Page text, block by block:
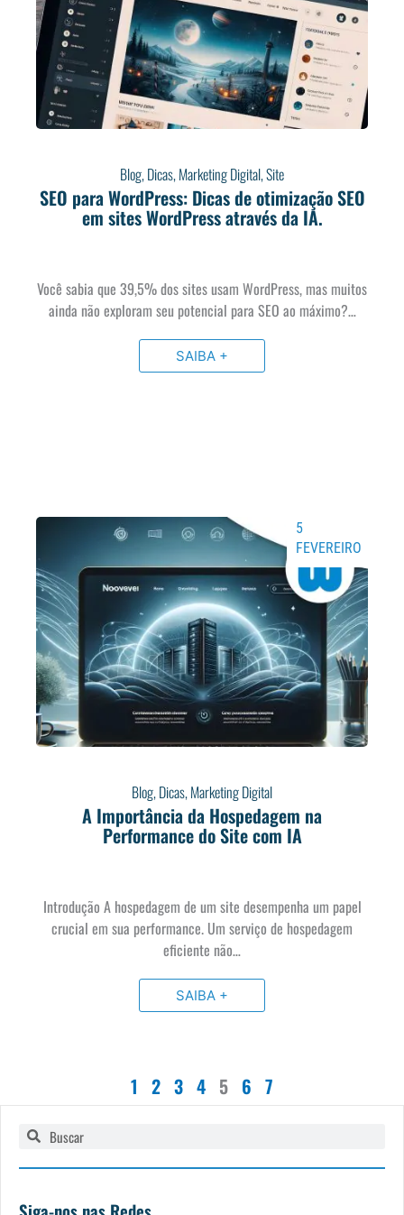
Blog,Dicas,Marketing Digital,Site
SEO para WordPress: Dicas de otimização SEO
em sites WordPress através da IA.
Você sabia que 39,5% dos sites usam WordPress, mas muitos
ainda não exploram seu potencial para SEO ao máximo?…
SAIBA +
Blog,Dicas,Marketing Digital
A Importância da Hospedagem na
Performance do Site com IA
5
FEVEREIRO
Introdução A hospedagem de um site desempenha um papel
crucial em sua performance. Um serviço de hospedagem
eficiente não…
SAIBA +
1 2 3 4 5 6 7
Pesquisar
Pesquisar